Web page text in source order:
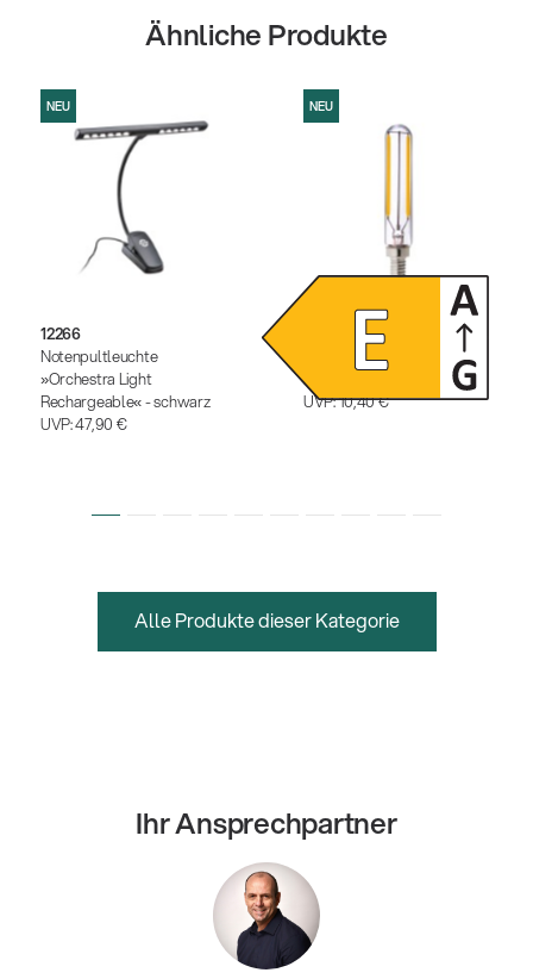
Ähnliche Produkte
NEU
12266
Notenpultleuchte
»Orchestra Light
Rechargeable« - schwarz
UVP:47,90 €
NEU
Dimmbares LED-
Leuchtmittel
UVP:10,40 €
Alle Produkte dieser Kategorie
Ihr Ansprechpartner